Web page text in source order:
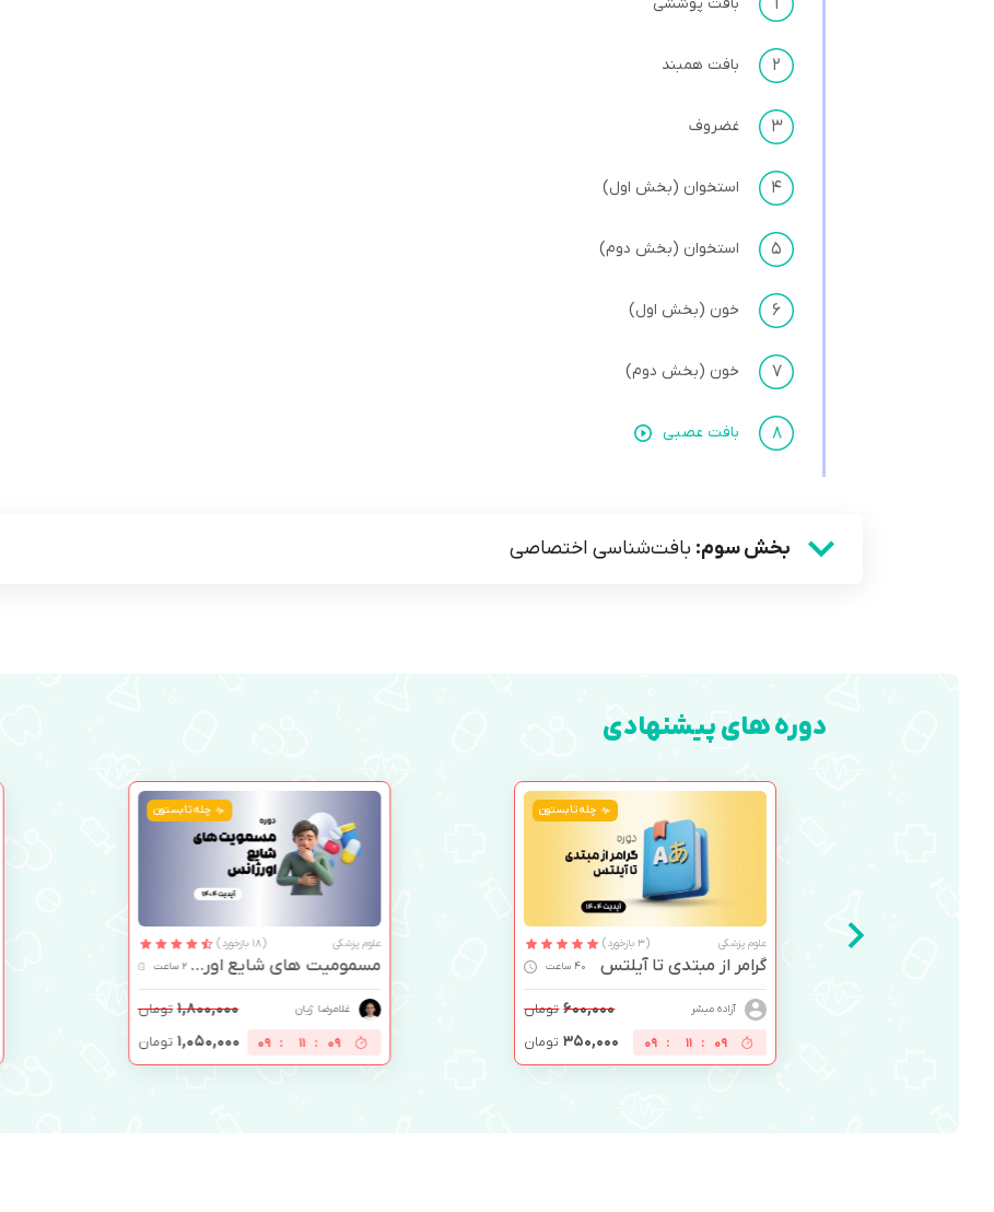
۱
۲ بافت همبند
۳ غضروف
۴ استخوان (بخش اول)
۵ استخوان (بخش دوم)
۶ خون (بخش اول)
۷ خون (بخش دوم)
۸ بافت عصبی
بخش سوم: بافت‌شناسی اختصاصی
دوره های پیشنهادی
چله تابستون
علوم پزشکی (3 بازخورد)
گرامر از مبتدی تا آیلتس 40 ساعت
آزاده مبشر ۶۰۰,۰۰۰ تومان
08
:
11
:
09 ۳۵۰,۰۰۰ تومان
چله تابستون
علوم پزشکی (18 بازخورد)
مسمومیت های شایع اورژانس 2 ساعت
غلامرضا ژیان ۱,۸۰۰,۰۰۰ تومان
08
:
11
:
09 ۱,۰۵۰,۰۰۰ تومان